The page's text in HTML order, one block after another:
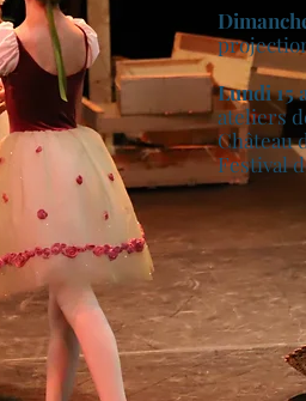
Lundi 15
ateliers
Château
Festival